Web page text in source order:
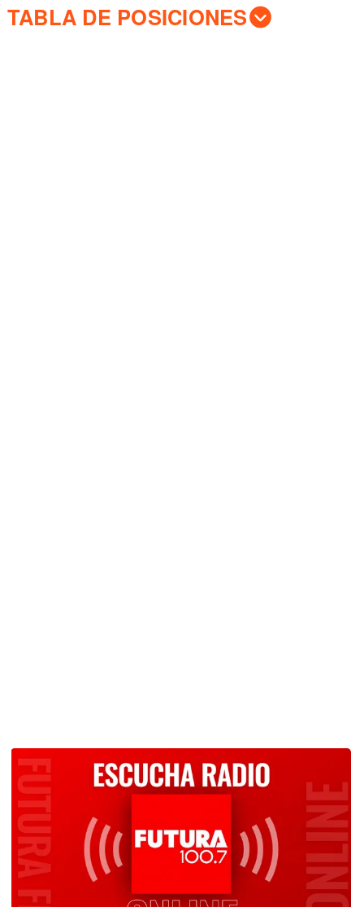
TABLA DE POSICIONES